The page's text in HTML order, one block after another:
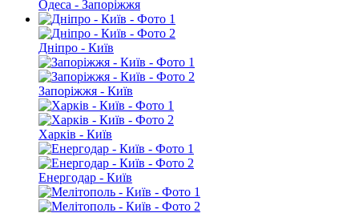
Одеса - Запоріжжя
Дніпро - Київ
Запоріжжя - Київ
Харків - Київ
Енергодар - Київ